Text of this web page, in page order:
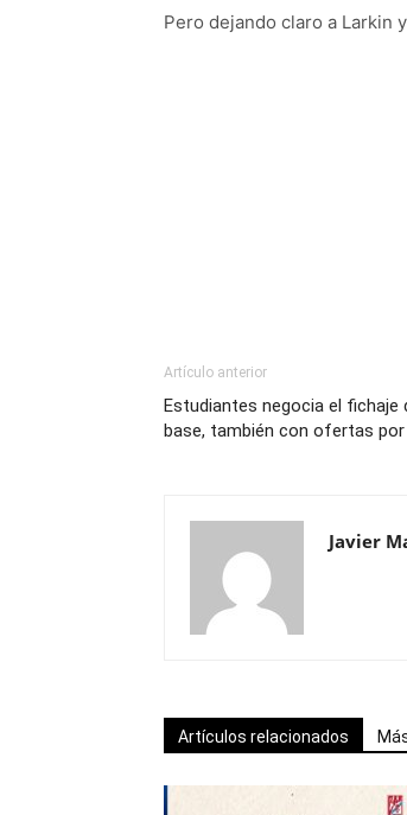
Pero dejando claro a Larkin
Artículo anterior
Estudiantes negocia el fichaje
base, también con ofertas por
Javier
Artículos relacionados